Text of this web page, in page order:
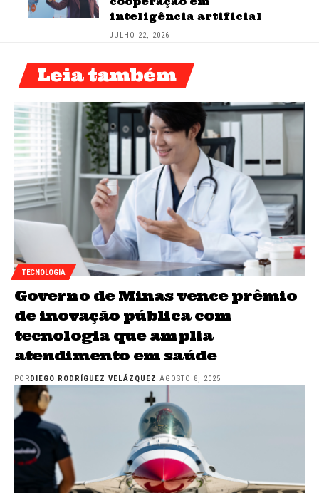
inteligência artificial
JULHO 22, 2026
Leia também
TECNOLOGIA
Governo de Minas vence prêmio
de inovação pública com
tecnologia que amplia
atendimento em saúde
POR DIEGO RODRÍGUEZ VELÁZQUEZ AGOSTO 8, 2025